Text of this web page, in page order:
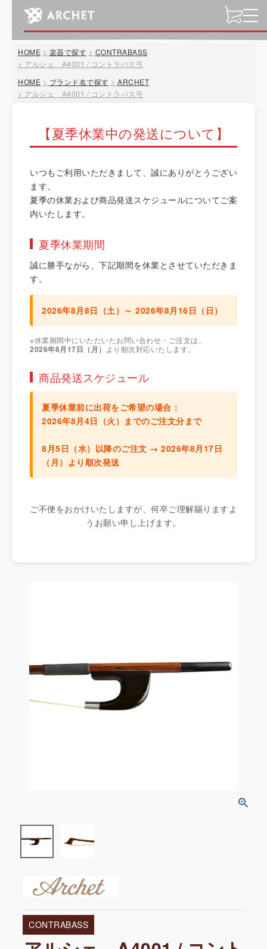
t
o
g
HOME 楽器で探す
CONTRABASS
アルシェ A4001 / コントラバス弓
HOME
ブランド名で探す
ARCHET
アルシェ A4001 / コントラバス弓
【夏季休業中の発送について】
いつもご利用いただきまして、誠にありがとうござい
ます。
夏季の休業および商品発送スケジュールについてご案
内いたします。
夏季休業期間
誠に勝手ながら、下記期間を休業とさせていただきま
す。
2026年8月8日（土）～ 2026年8月16日（日）
※休業期間中にいただいたお問い合わせ・ご注文は、
2026年8月17日（月） より順次対応いたします。
商品発送スケジュール
夏季休業前に出荷をご希望の場合：
2026年8月4日（火）までのご注文分まで
8月5日（水）以降のご注文 → 2026年8月17日
（月）より順次発送
ご不便をおかけいたしますが、何卒ご理解賜りますよ
うお願い申し上げます。
CONTRABASS